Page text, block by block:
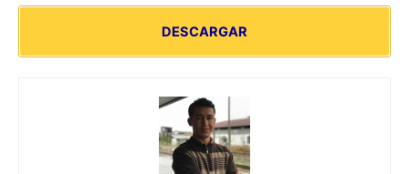
DESCARGAR